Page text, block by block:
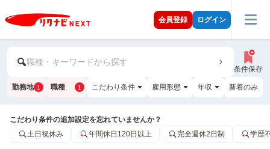
会員登録 ログイン
職種・キーワードから探す
条件保存
勤務地 1 職種 1 こだわり条件 雇用形態 年収 新着のみ
こだわり条件の追加設定を忘れていませんか？
土日祝休み
年間休日120日以上 完全週休2日制 学歴